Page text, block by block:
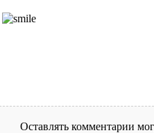
Оставлять комментарии